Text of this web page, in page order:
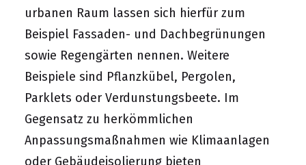
urbanen Raum lassen sich hierfür zum
Beispiel Fassaden- und Dachbegrünungen
sowie Regengärten nennen. Weitere
Beispiele sind Pflanzkübel, Pergolen,
Parklets oder Verdunstungsbeete. Im
Gegensatz zu herkömmlichen
Anpassungsmaßnahmen wie Klimaanlagen
oder Gebäudeisolierung bieten